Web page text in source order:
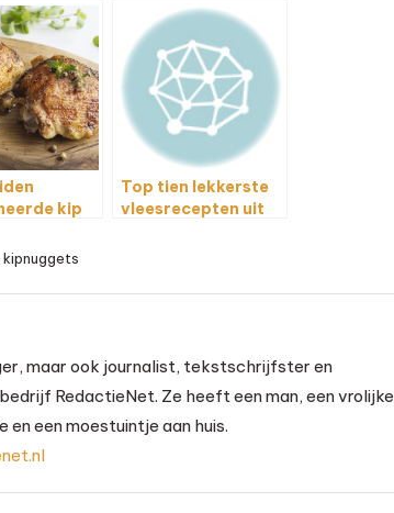
kip
Top tien lekkerste
vleesrecepten uit
kipnuggets
maar ook journalist, tekstschrijfster en
RedactieNet. Ze heeft een man, een vrolijke
een moestuintje aan huis.